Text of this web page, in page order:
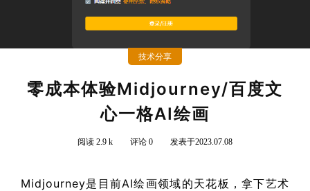
技术分享
零成本体验Midjourney/百度文
心一格AI绘画
阅读 2.9 k 评论 0 发表于2023.07.08
Midjourney是目前AI绘画领域的天花板，拿下艺术